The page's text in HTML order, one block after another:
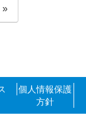
»
個人情報保護
方針